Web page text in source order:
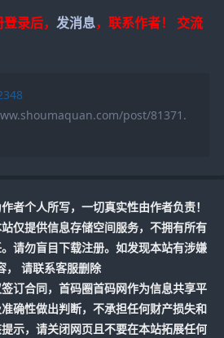
录后， 发消息，联系作者！ 交流
post/81371.
者个人所写，一切真实性由作者负责！
仅提供信息存储空间服务，不拥有所有
请勿盲目下载注册。如发现本站有涉嫌
， 请联系客服删除
订合同，首码圈首码网作为信息共享平
确性做出判断，不承担任何财产损失和
示，请关闭网页且不要在本站拓展任何